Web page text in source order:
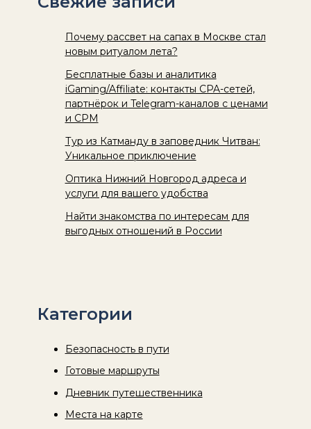
Почему рассвет на сапах в Москве стал
новым ритуалом лета?
Бесплатные базы и аналитика
iGaming/Affiliate: контакты CPA-сетей,
партнёрок и Telegram-каналов с ценами
и CPM
Тур из Катманду в заповедник Читван:
Уникальное приключение
Оптика Нижний Новгород адреса и
услуги для вашего удобства
Найти знакомства по интересам для
выгодных отношений в России
Категории
Безопасность в пути
Готовые маршруты
Дневник путешественника
Места на карте